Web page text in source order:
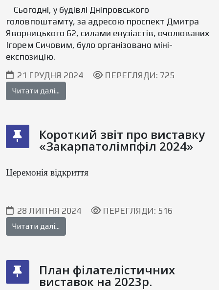
Сьогодні, у будівлі Дніпровського
головпоштамту, за адресою проспект Дмитра
Яворницького 62, силами енузіастів, очолюваних
Ігорем Сичовим, було організовано міні-
експозицію.
21 ГРУДНЯ 2024
ПЕРЕГЛЯДИ: 725
Читати далі...
Короткий звіт про виставку
«Закарпатолімпфіл 2024»
Церемонія відкриття
28 ЛИПНЯ 2024 ПЕРЕГЛЯДИ: 516
Читати далі...
План філателістичних
виставок на 2023р.